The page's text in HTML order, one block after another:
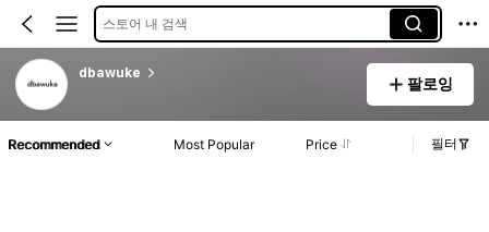
스토어 내 검색
dbawuke
팔로잉
Recommended Most Popular Price 필터